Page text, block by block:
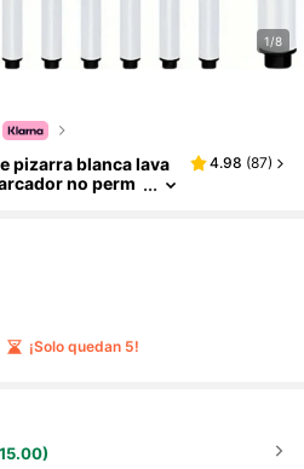
1/8
pizarra blanca lava
no perm
marcador de pu
4.98 (87)
¡Solo quedan 5!